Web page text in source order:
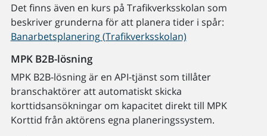
Det finns även en kurs på Trafikverksskolan som
beskriver grunderna för att planera tider i spår:
Banarbetsplanering (Trafikverksskolan)
MPK B2B-lösning
MPK B2B-lösning är en API-tjänst som tillåter
branschaktörer att automatiskt skicka
korttidsansökningar om kapacitet direkt till MPK
Korttid från aktörens egna planeringssystem.